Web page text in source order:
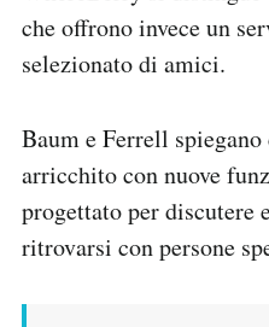
che offrono invece un
selezionato di amici.
Baum e Ferrell
arricchito con nuove
progettato per discutere
ritrovarsi con persone